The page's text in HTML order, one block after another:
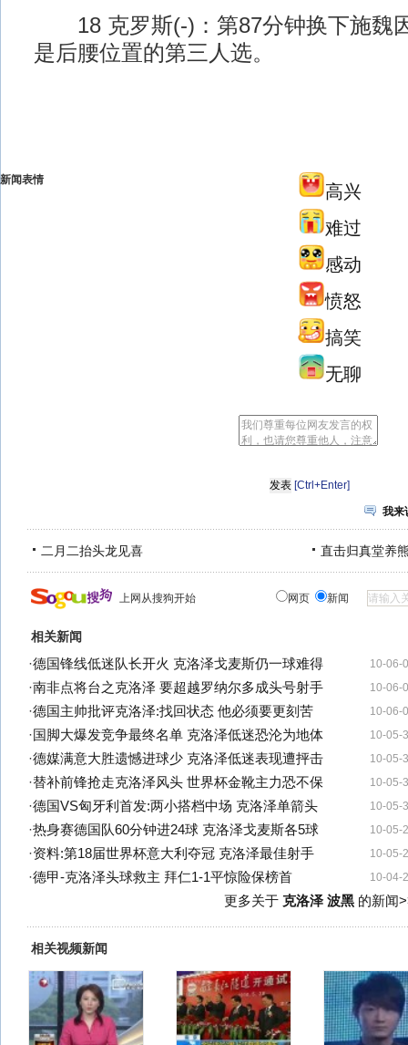
18 克罗斯(-)：第87分钟换下施魏
是后腰位置的第三人选。
新闻表情
高兴
难过
感动
愤怒
搞笑
无聊
[Ctrl+Enter]
我来
二月二抬头龙见喜 直击归真堂养
上网从搜狗开始 网页 新闻
相关新闻
10-06-
·德国锋线低迷队长开火 克洛泽戈麦斯仍一球难得
10-06-
·南非点将台之克洛泽 要超越罗纳尔多成头号射手
10-06-
·德国主帅批评克洛泽:找回状态 他必须要更刻苦
10-05-
· 国脚大爆发竞争最终名单 克洛泽低迷恐沦为地体
10-05-
·德媒满意大胜遗憾进球少 克洛泽低迷表现遭抨击
10-05-
·替补前锋抢走克洛泽风头 世界杯金靴主力恐不保
10-05-
·德国VS匈牙利首发:两小搭档中场 克洛泽单箭头
10-05-
·热身赛德国队60分钟进24球 克洛泽戈麦斯各5球
10-05-
·资料:第18届世界杯意大利夺冠 克洛泽最佳射手
10-04-
·德甲-克洛泽头球救主 拜仁1-1平惊险保榜首
更多关于 克洛泽 波黑的新闻
相关视频新闻